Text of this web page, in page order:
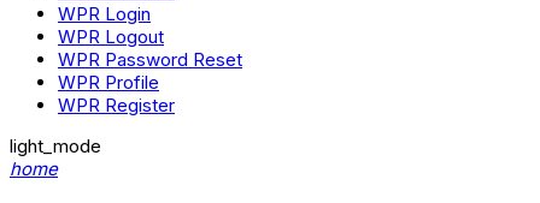
WPR Login
WPR Logout
WPR Password Reset
WPR Profile
WPR Register
light_mode
home